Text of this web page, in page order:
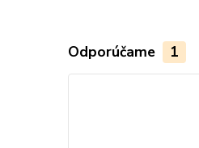
Odporúčame 1